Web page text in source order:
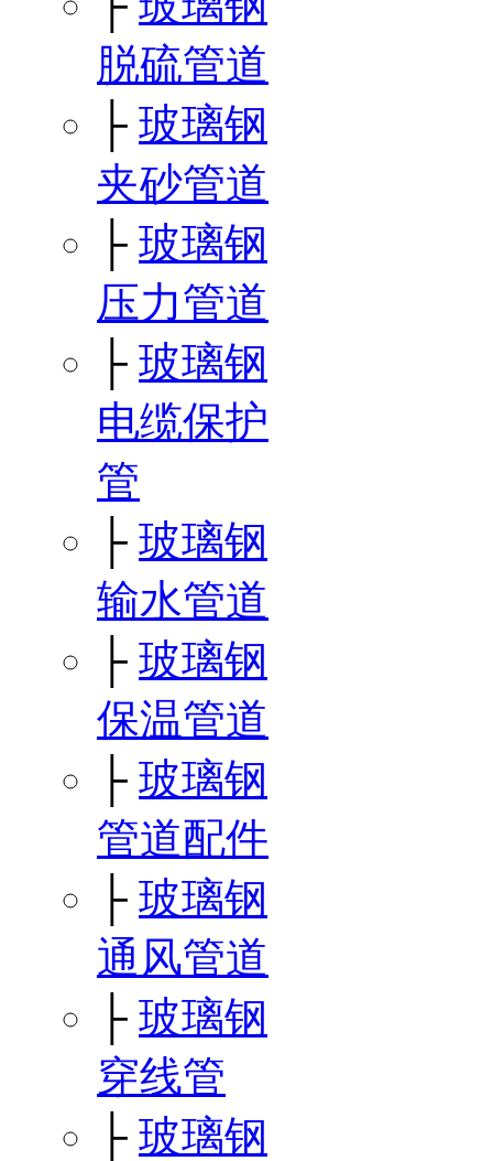
脱硫管道
├ 玻璃钢
夹砂管道
├ 玻璃钢
压力管道
├ 玻璃钢
电缆保护
管
├ 玻璃钢
输水管道
├ 玻璃钢
保温管道
├ 玻璃钢
管道配件
├ 玻璃钢
通风管道
├ 玻璃钢
穿线管
├ 玻璃钢